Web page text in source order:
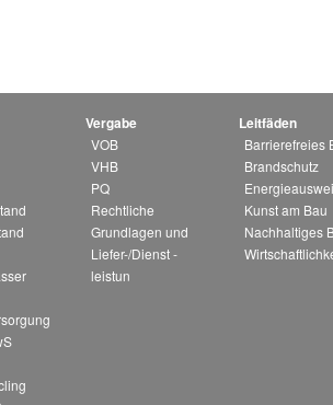
Vergabe
VOB
VHB
PQ
Rechtliche
Grundlagen und
Liefer-/Dienst -
leistun
Leitfäden
Barrierefreies
Brandschutz
Kunst am Bau
Nachhaltiges